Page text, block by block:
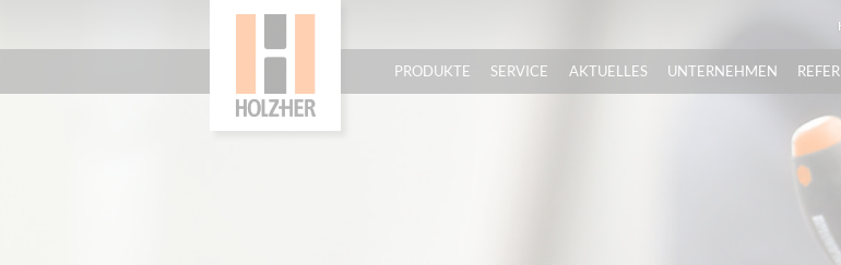
PRODUKTE SERVICE AKTUELLES UNTERNEHMEN